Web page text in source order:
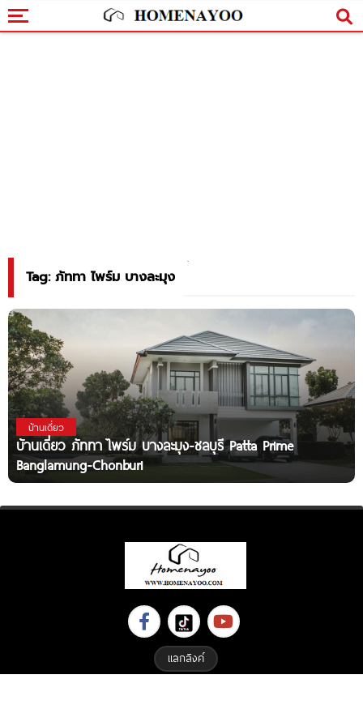
Tag: ภัททา ไพร์ม บางละมุง
บ้านเดี่ยว
บ้านเดี่ยว ภัททา ไพร์ม บางละมุง-ชลบุรี Patta Prime
Banglamung-Chonburi
แลกลิงค์